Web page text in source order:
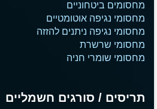
מחסומים ביטחוניים
מחסומי נגיפה אוטומטיים
מחסומי נגיפה ניתנים להזזה
מחסומי שרשרת
מחסומי שומרי חניה
תריסים / סורגים חשמליים